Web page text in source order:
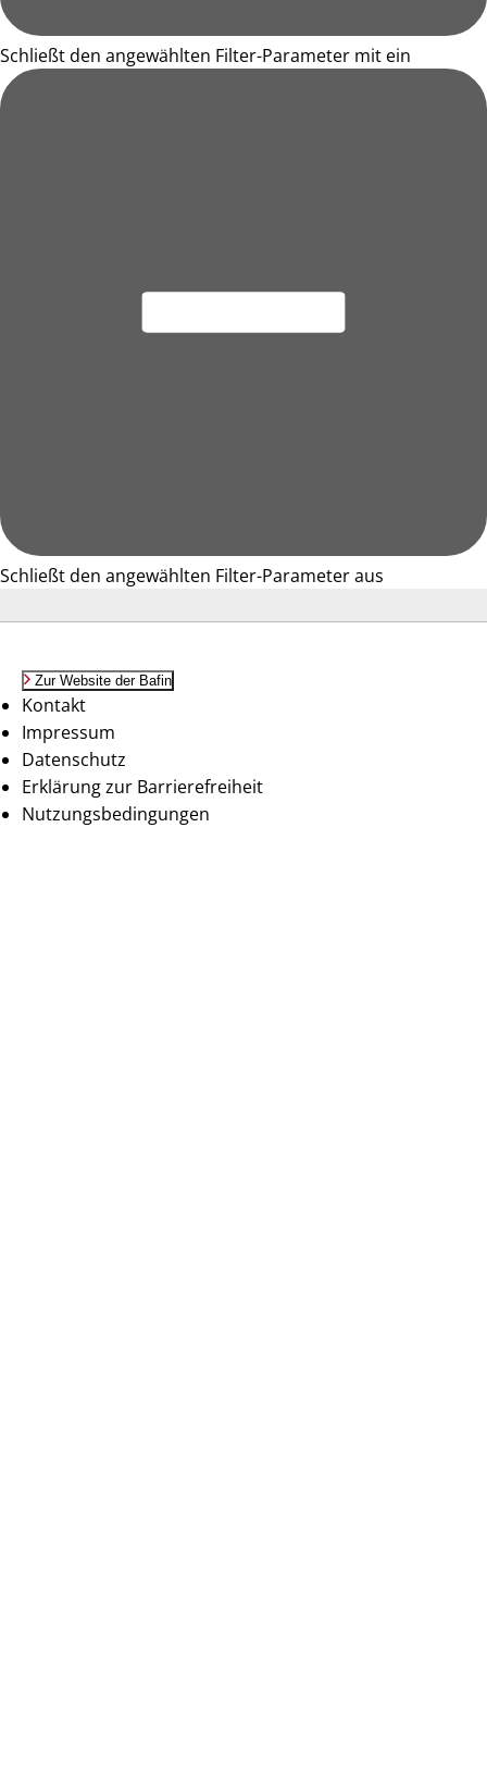
Schließt den angewählten Filter-Parameter mit ein
Schließt den angewählten Filter-Parameter aus
Zur Website der Bafin
Kontakt
Impressum
Datenschutz
Erklärung zur Barrierefreiheit
Nutzungsbedingungen